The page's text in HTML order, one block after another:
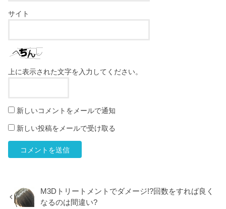
サイト
上に表示された文字を入力してください。
新しいコメントをメールで通知
新しい投稿をメールで受け取る
M3Dトリートメントでダメージ!?回数をすれば良く
なるのは間違い?